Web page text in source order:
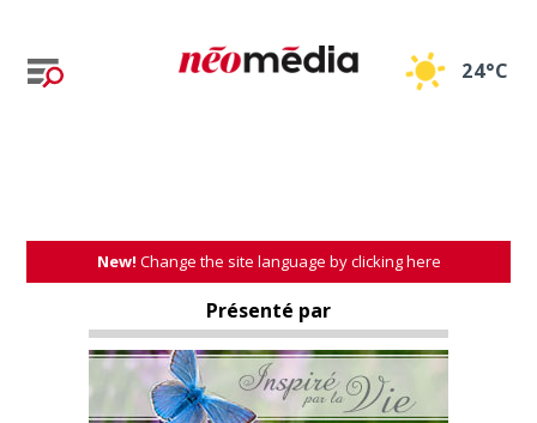
24°C
New! Change the site language by clicking here
Présenté par